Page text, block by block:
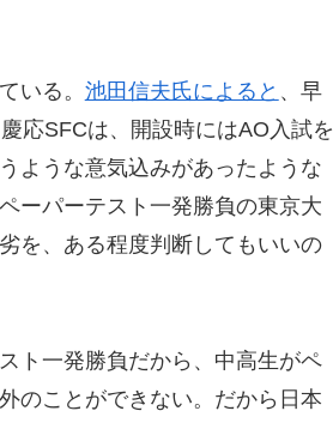
いる。 池田信夫氏によると 、早
応SFCは、開設時にはAO入試を
ような意気込みがあったような
ーパーテスト一発勝負の東京大
を、ある程度判断してもいいの
ト一発勝負だから、中高生がペ
のことができない。だから日本